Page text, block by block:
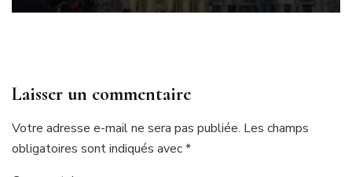
Laisser un commentaire
Votre adresse e-mail ne sera pas publiée. Les champs
obligatoires sont indiqués avec*